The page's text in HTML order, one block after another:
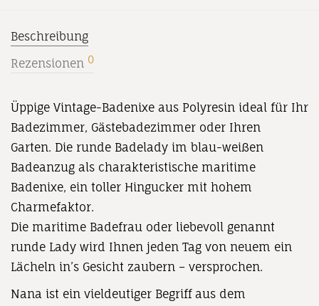
Beschreibung
Rezensionen 0
Üppige Vintage-Badenixe aus Polyresin ideal für Ihr
Badezimmer, Gästebadezimmer oder Ihren
Garten. Die runde Badelady im blau-weißen
Badeanzug als charakteristische maritime
Badenixe, ein toller Hingucker mit hohem
Charmefaktor.
Die maritime Badefrau oder liebevoll genannt
runde Lady wird Ihnen jeden Tag von neuem ein
Lächeln in’s Gesicht zaubern – versprochen.
Nana ist ein vieldeutiger Begriff aus dem